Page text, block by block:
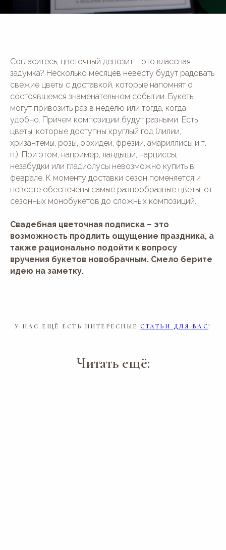
Согласитесь, цветочный депозит – это классная
задумка? Несколько месяцев невесту будут радовать
свежие цветы с доставкой, которые напомнят о
состоявшемся знаменательном событии. Букеты
могут привозить раз в неделю или тогда, когда
удобно. Причем композиции будут разными. Есть
цветы, которые доступны круглый год (лилии,
хризантемы, розы, орхидеи, фрезии, амариллисы и т.
п.). При этом, например, ландыши, нарциссы,
незабудки или гладиолусы невозможно купить в
феврале. К моменту доставки сезон поменяется и
невесте обеспечены самые разнообразные цветы, от
сезонных монобукетов до сложных композиций.
Свадебная цветочная подписка – это
возможность продлить ощущение праздника, а
также рационально подойти к вопросу
вручения букетов новобрачным. Смело берите
идею на заметку.
У НАС ЕЩЁ ЕСТЬ ИНТЕРЕСНЫЕСТАТЬИ ДЛЯ ВАС!
Читать ещё:
Большой панорамный зал
Усадьба "Шелепаново"
Светлица
Ryabina House
О НАС
Вопросы и ответы
Контакты
Блог
Отзывы
Юбилей
День рождения
Гендер-пати
Мальчишник
МЕРОПРИЯТИЯ
СВАДЬБЫ «ПОД КЛЮЧ»
Свадьбы до 800 тыс. руб
Свадьбы от 800 до 1 млн тыс.
руб
Свадьба "под ключ"
КОНТАКТЫ
© 2016—2026 Сайт сети свадебных площадок «House for
Почта:
houseforwedding@gmail.com
Телефон:
Написать в Telegram:
House for Wedding
Написать в WhatsApp: